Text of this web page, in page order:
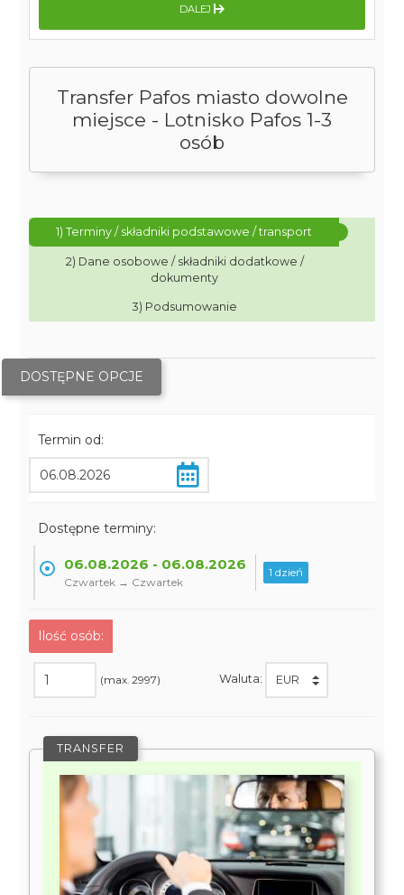
Transfer Pafos miasto dowolne
miejsce - Lotnisko Pafos 1-3
osób
1) Terminy / składniki podstawowe / transport
2) Dane osobowe / składniki dodatkowe /
dokumenty
3) Podsumowanie
DOSTĘPNE OPCJE
Termin od:
Dostępne terminy:
06.08.2026 - 06.08.2026
Czwartek → Czwartek
1 dzień
Ilość osób:
(max. 2997) Waluta:
TRANSFER
DALEJ